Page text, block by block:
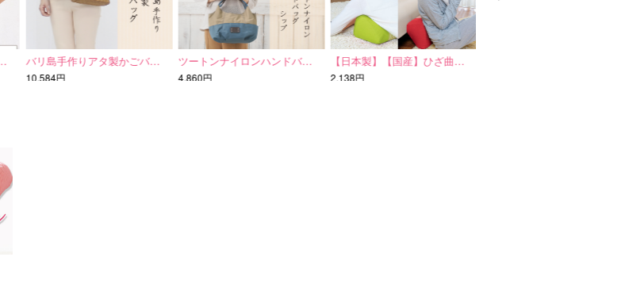
バリ島手作りアタ製かごバ…
10,584円
ツートンナイロンハンドバ…
4,860円
【日本製】【国産】ひざ曲…
2,138円